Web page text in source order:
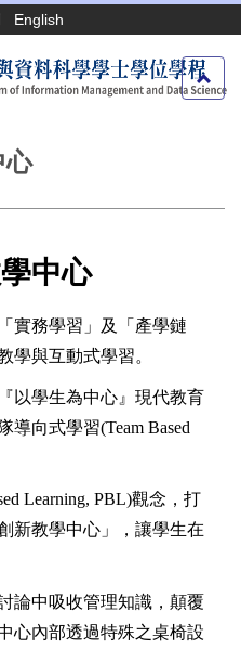
English
心
中心
實務學習」及「產學鏈
學與互動式學習。
以學生為中心』現代教育
導向式學習(Team Based
Learning, PBL)觀念，打
新教學中心」，讓學生在
論中吸收管理知識，顛覆
心內部透過特殊之桌椅設